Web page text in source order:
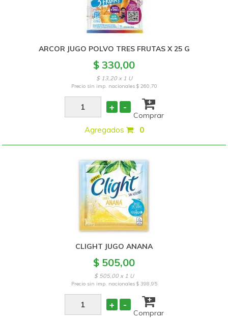
ARCOR JUGO POLVO TRES FRUTAS X 25 G
$ 330,00
$ 13,20 x 1 U
Precio sin imp. nacionales $ 260,70
+ -
Comprar
Agregados : 0
CLIGHT JUGO ANANA
$ 505,00
$ 505,00 x 1 U
Precio sin imp. nacionales $ 398,95
+ -
Comprar